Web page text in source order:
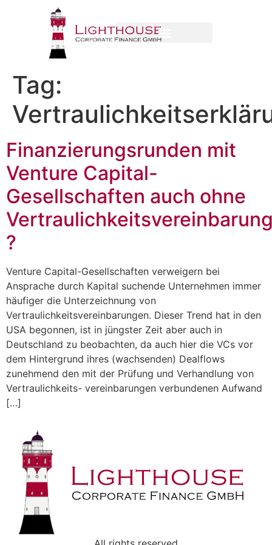
Tag:
Finanzierungsrunden mit
Venture Capital-
Gesellschaften auch ohne
?
Venture Capital-Gesellschaften verweigern bei
Ansprache durch Kapital suchende Unternehmen immer
häufiger die Unterzeichnung von
Vertraulichkeitsvereinbarungen. Dieser Trend hat in den
USA begonnen, ist in jüngster Zeit aber auch in
Deutschland zu beobachten, da auch hier die VCs vor
dem Hintergrund ihres (wachsenden) Dealflows
zunehmend den mit der Prüfung und Verhandlung von
Vertraulichkeits- vereinbarungen verbundenen Aufwand
[…]